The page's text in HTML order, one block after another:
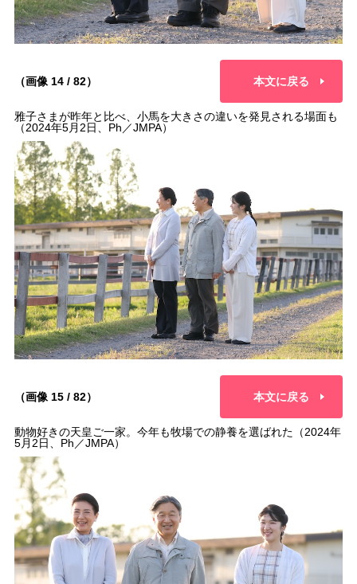
（画像 14 / 82） 本文に戻る
雅子さまが昨年と比べ、小馬を大きさの違いを発見される場面も
（2024年5月2日、Ph／JMPA）
（画像 15 / 82） 本文に戻る
動物好きの天皇ご一家。今年も牧場での静養を選ばれた（2024年
5月2日、Ph／JMPA）